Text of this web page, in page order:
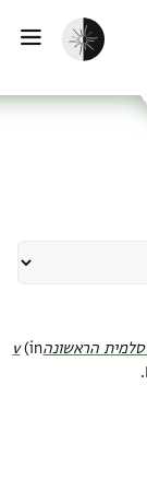
הפעלת מצב כהה
(in